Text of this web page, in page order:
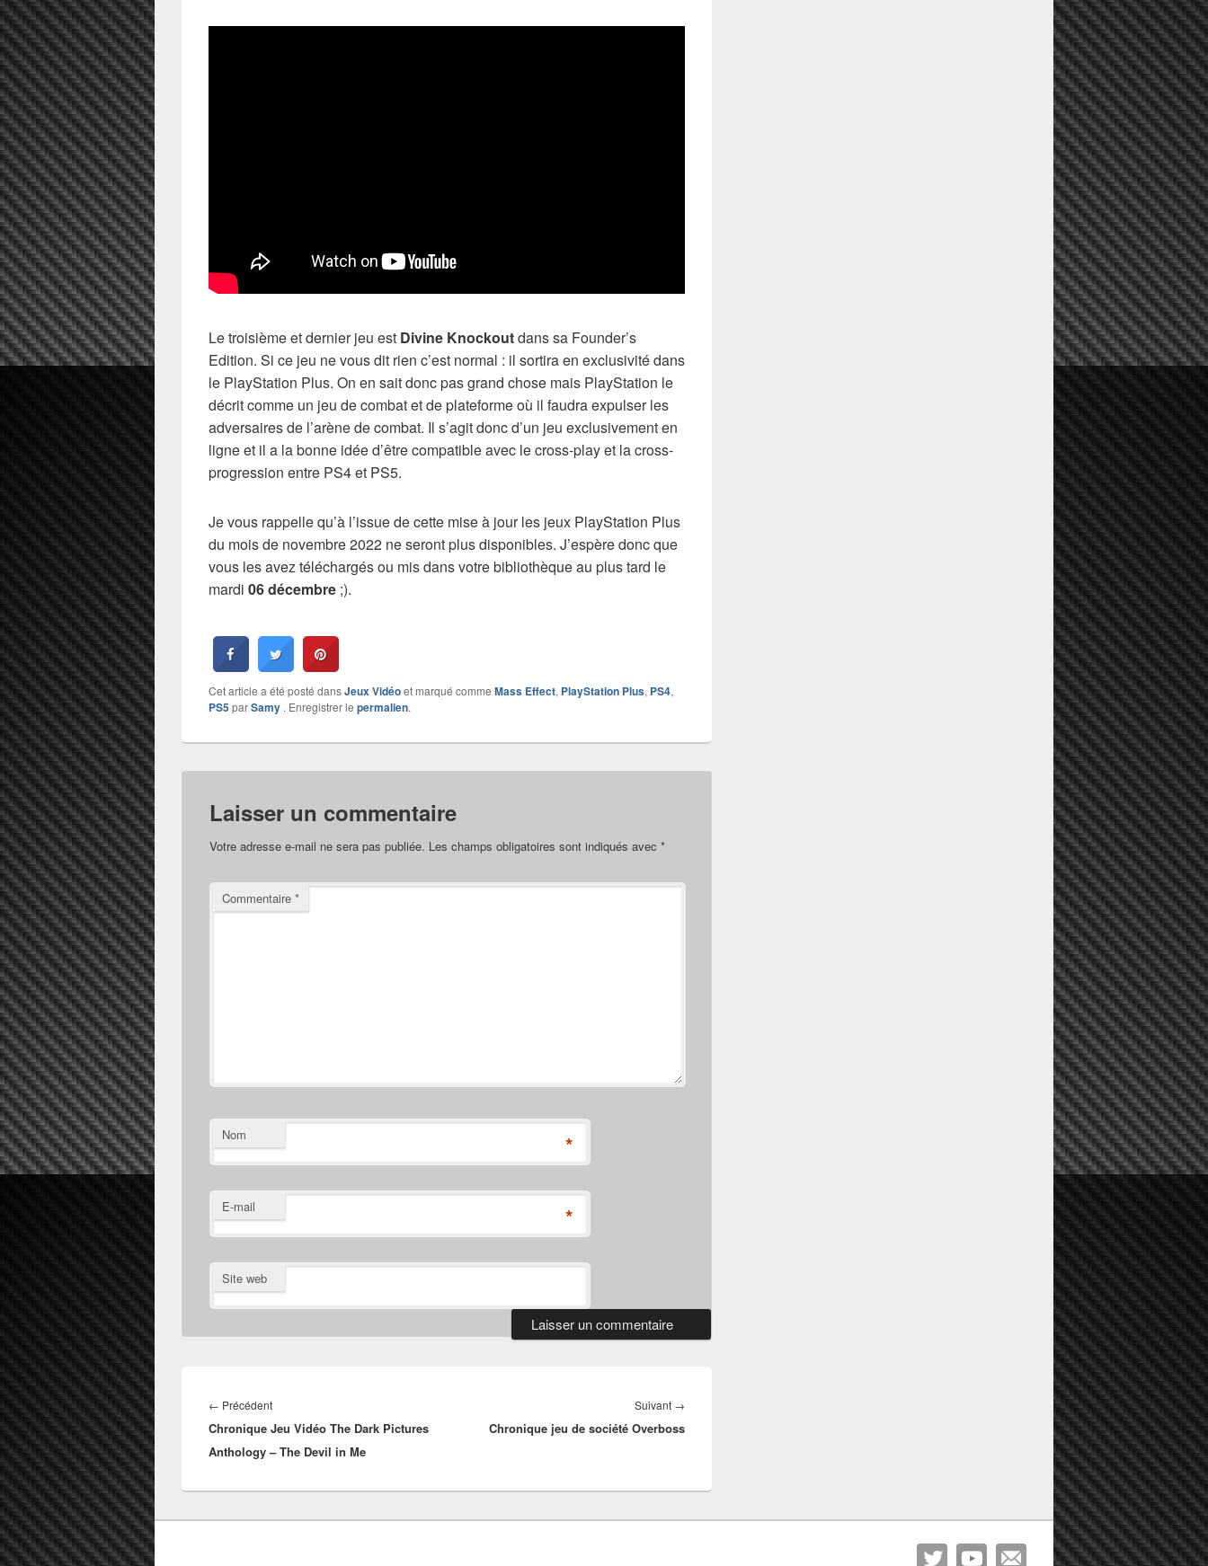
Le troisième et dernier jeu est Divine Knockoutdans sa Founder’s
Edition. Si ce jeu ne vous dit rien c’est normal : il sortira en exclusivité dans
le PlayStation Plus. On en sait donc pas grand chose mais PlayStation le
décrit comme un jeu de combat et de plateforme où il faudra expulser les
adversaires de l’arène de combat. Il s’agit donc d’un jeu exclusivement en
ligne et il a la bonne idée d’être compatible avec le cross-play et la cross-
progression entre PS4 et PS5.
Je vous rappelle qu’à l’issue de cette mise à jour les jeux PlayStation Plus
du mois de novembre 2022 ne seront plus disponibles. J’espère donc que
vous les avez téléchargés ou mis dans votre bibliothèque au plus tard le
mardi 06 décembre ;).
Cet article a été posté dansJeux Vidéoet marqué comme Mass Effect, PlayStation Plus, PS4,
PS5parSamy . Enregistrer le permalien.
Laisser un commentaire
Votre adresse e-mail ne sera pas publiée. Les champs obligatoires sont indiqués avec *
Commentaire *
Nom *
E-mail *
Site web
de
l’article
← PrécédentArticle
précédent :
Chronique Jeu Vidéo The Dark Pictures
Anthology – The Devil in Me
Suivant →
suivant :
Chronique jeu de société Overboss